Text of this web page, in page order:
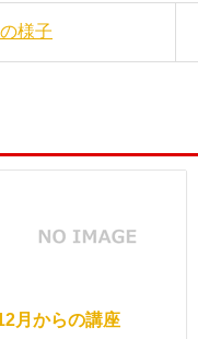
様子
月からの講座